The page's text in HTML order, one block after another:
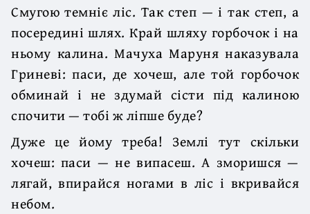
Смугою темніє ліс. Так степ — і так степ, а
посередині шлях. Край шляху горбочок і на
ньому калина. Мачуха Маруня наказувала
Гриневі: паси, де хочеш, але той горбочок
обминай і не здумай сісти під калиною
спочити — тобі ж ліпше буде?
Дуже це йому треба! Землі тут скільки
хочеш: паси — не випасеш. А зморишся —
лягай, впирайся ногами в ліс і вкривайся
небом.